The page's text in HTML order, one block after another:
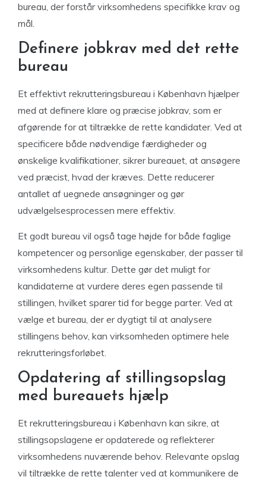
bureau, der forstår virksomhedens specifikke krav og
mål.
Definere jobkrav med det rette
bureau
Et effektivt rekrutteringsbureau i København hjælper
med at definere klare og præcise jobkrav, som er
afgørende for at tiltrække de rette kandidater. Ved at
specificere både nødvendige færdigheder og
ønskelige kvalifikationer, sikrer bureauet, at ansøgere
ved præcist, hvad der kræves. Dette reducerer
antallet af uegnede ansøgninger og gør
udvælgelsesprocessen mere effektiv.
Et godt bureau vil også tage højde for både faglige
kompetencer og personlige egenskaber, der passer til
virksomhedens kultur. Dette gør det muligt for
kandidaterne at vurdere deres egen passende til
stillingen, hvilket sparer tid for begge parter. Ved at
vælge et bureau, der er dygtigt til at analysere
stillingens behov, kan virksomheden optimere hele
rekrutteringsforløbet.
Opdatering af stillingsopslag
med bureauets hjælp
Et rekrutteringsbureau i København kan sikre, at
stillingsopslagene er opdaterede og reflekterer
virksomhedens nuværende behov. Relevante opslag
vil tiltrække de rette talenter ved at kommunikere de